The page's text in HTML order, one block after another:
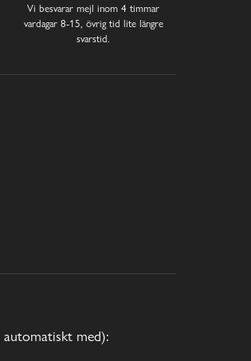
Vi besvarar mejl inom 4 timmar
vardagar 8-15, övrig tid lite längre
svarstid.
med):